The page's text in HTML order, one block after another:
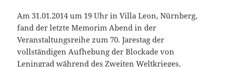
Am 31.01.2014 um 19 Uhr in Villa Leon, Nürnberg,
fand der letzte Memorim Abend in der
Veranstaltungsreihe zum 70. Jarestag der
vollständigen Aufhebung der Blockade von
Leningrad während des Zweiten Weltkrieges,